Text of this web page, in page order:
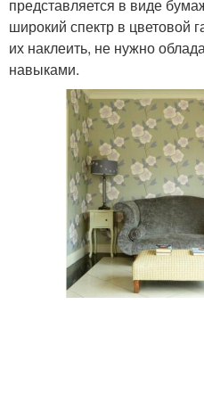
представляется в виде
широкий спектр в цветовой
их наклеить, не нужно
навыками.